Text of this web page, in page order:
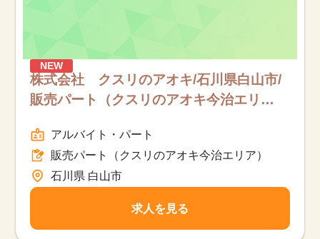
NEW
株式会社 クスリのアオキ/石川県白山市/
販売パート（クスリのアオキ今治エリ
アルバイト・パート
販売パート（クスリのアオキ今治エリア）
石川県 白山市
求人を見る